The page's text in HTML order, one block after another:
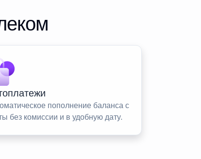
пополнение баланса с
без комиссии и в удобную дату.